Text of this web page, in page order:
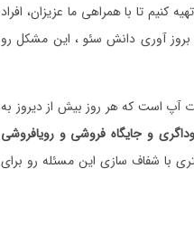
کنیم تا با همراهی ما عزیزان، افراد
آوری دانش سئو ، این مشکل رو
آپ است که هر روز بیش از دیروز به
و جایگاه فروشی و رویافروشی
با شفاف سازی این مسئله رو برای